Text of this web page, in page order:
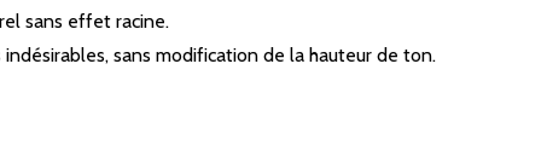
sans effet racine.
sans modification de la hauteur de ton.